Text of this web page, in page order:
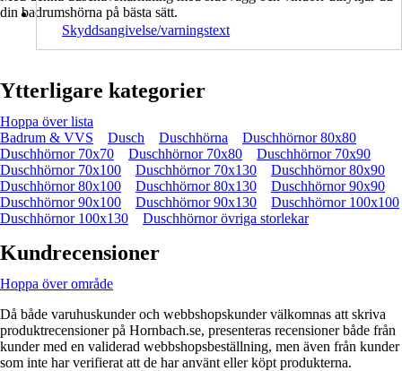
din badrumshörna på bästa sätt.
Skyddsangivelse/varningstext
Ytterligare kategorier
Hoppa över lista
Badrum & VVS
Dusch Duschhörna
Duschhörnor 80x80
Duschhörnor 70x70
Duschhörnor 70x80
Duschhörnor 70x90
Duschhörnor 70x100
Duschhörnor 70x130
Duschhörnor 80x90
Duschhörnor 80x100
Duschhörnor 80x130
Duschhörnor 90x90
Duschhörnor 90x100
Duschhörnor 90x130
Duschhörnor 100x100
Duschhörnor 100x130
Duschhörnor övriga storlekar
Kundrecensioner
Hoppa över område
Då både varuhuskunder och webbshopskunder välkomnas att skriva
produktrecensioner på Hornbach.se, presenteras recensioner både från
kunder med en validerad webbshopsbeställning, men även från kunder
som inte har verifierat att de har använt eller köpt produkterna.